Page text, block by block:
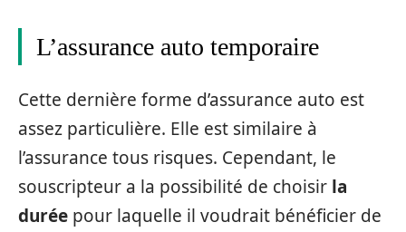
L’assurance auto temporaire
Cette dernière forme d’assurance auto est
assez particulière. Elle est similaire à
l’assurance tous risques. Cependant, le
souscripteur a la possibilité de choisir la
durée pour laquelle il voudrait bénéficier de